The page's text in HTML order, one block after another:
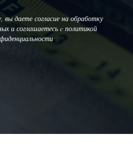
даете согласие на обработку
и соглашаетесь c политикой